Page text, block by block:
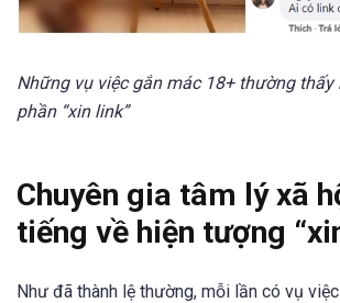
Những vụ việc gắn mác 18+ thường
phần “xin link”
Chuyên gia tâm lý xã
tiếng về hiện tượng
Như đã thành lệ thường, mỗi lần có vụ